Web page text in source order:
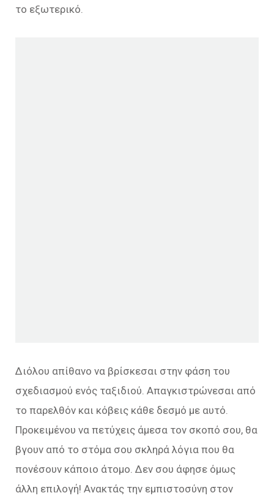
το εξωτερικό.
Διόλου απίθανο να βρίσκεσαι στην φάση του
σχεδιασμού ενός ταξιδιού. Απαγκιστρώνεσαι από
το παρελθόν και κόβεις κάθε δεσμό με αυτό.
Προκειμένου να πετύχεις άμεσα τον σκοπό σου, θα
βγουν από το στόμα σου σκληρά λόγια που θα
πονέσουν κάποιο άτομο. Δεν σου άφησε όμως
άλλη επιλογή! Ανακτάς την εμπιστοσύνη στον